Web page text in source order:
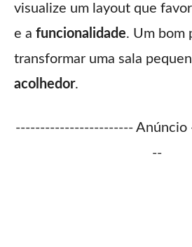
visualize um layout que
e a funcionalidade. Um bom
transformar uma sala
acolhedor.
------------------------
--